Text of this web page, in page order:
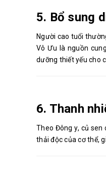
5. Bổ sung
Người cao tuổi
Vô Ưu là nguồn
dưỡng thiết yếu cho
6. Thanh
Theo Đông y, củ sen
thải độc của cơ thể,